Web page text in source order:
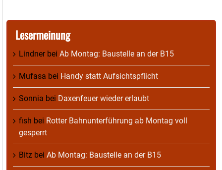
Lesermeinung
Lindnerbei Ab Montag: Baustelle an der B15
Mufasa bei Handy statt Aufsichtspflicht
Sonnia bei Daxenfeuer wieder erlaubt
fish bei Rotter Bahnunterführung ab Montag voll
gesperrt
Bitz bei Ab Montag: Baustelle an der B15